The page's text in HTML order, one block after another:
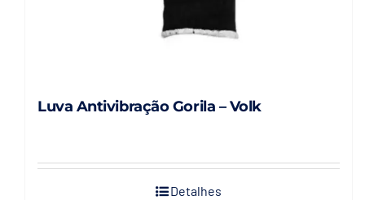
Luva Antivibração Gorila – Volk
Detalhes